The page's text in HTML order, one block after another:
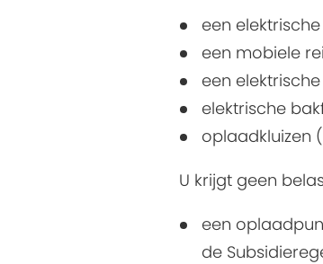
een
een mobiele
een
elektrische
oplaadkluizen
U krijgt geen
een
de